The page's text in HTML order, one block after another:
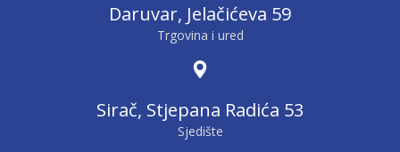
Daruvar, Jelačićeva 59
Trgovina i ured
Sirač, Stjepana Radića 53
Sjedište